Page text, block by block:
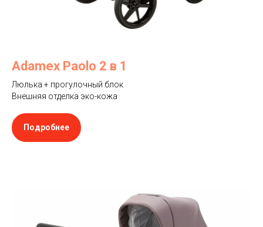
Adamex Paolo 2 в 1
Люлька + прогулочный блок
Внешняя отделка эко-кожа
Подробнее